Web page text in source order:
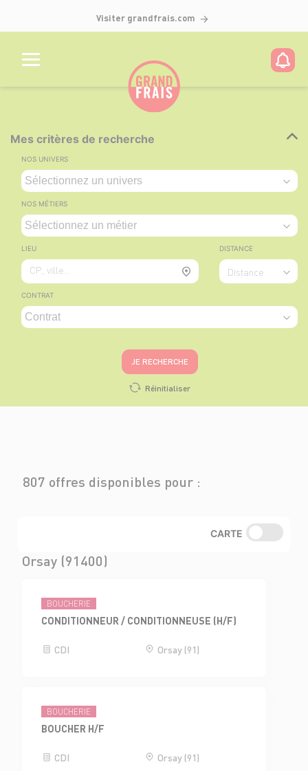
Visiter grandfrais.com
Mes critères de recherche
NOS UNIVERS
NOS MÉTIERS
LIEU
CP, ville...
DISTANCE
Distance
CONTRAT
JE RECHERCHE
Réinitialiser
807 offres disponibles pour :
CARTE
Orsay (91400)
BOUCHERIE
CONDITIONNEUR / CONDITIONNEUSE (H/F)
CDI Orsay (91)
BOUCHERIE
BOUCHER H/F
CDI Orsay (91)